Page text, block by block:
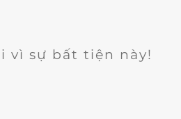
vì sự bất tiện này!